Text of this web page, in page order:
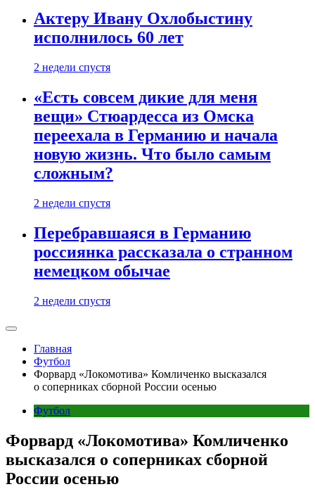
Актеру Ивану Охлобыстину
исполнилось 60 лет
2 недели спустя
«Есть совсем дикие для меня
вещи» Стюардесса из Омска
переехала в Германию и начала
новую жизнь. Что было самым
сложным?
2 недели спустя
Перебравшаяся в Германию
россиянка рассказала о странном
немецком обычае
2 недели спустя
Главная
Футбол
Форвард «Локомотива» Комличенко высказался
о соперниках сборной России осенью
Футбол
Форвард «Локомотива» Комличенко
высказался о соперниках сборной
России осенью